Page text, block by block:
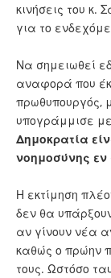
κινήσεις του κ.
για το
Να σημειωθεί
αναφορά που
πρωθυπουργός,
υπογράμμισε
Δημοκρατία
νοημοσύνης
Η εκτίμηση
δεν θα
αν γίνουν νέα
καθώς ο πρώην
τους. Ωστόσο